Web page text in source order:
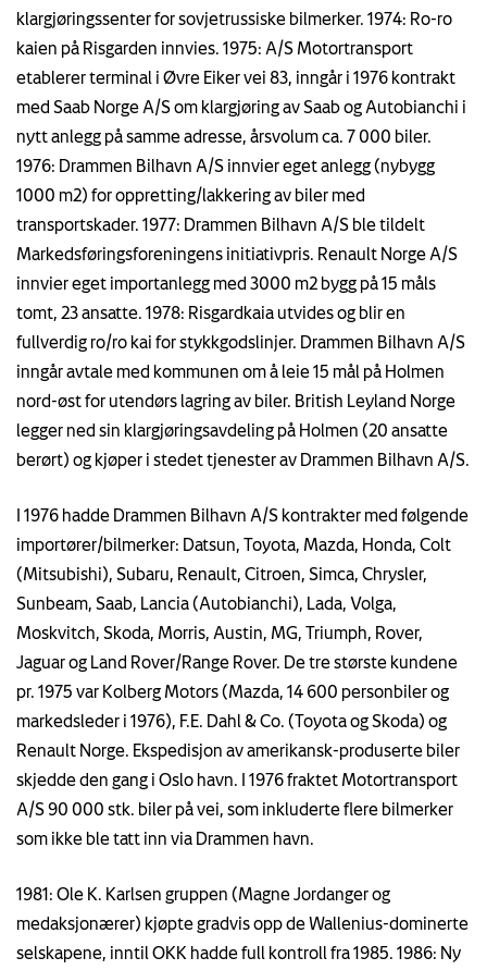
klargjøringssenter for sovjetrussiske bilmerker. 1974: Ro-ro
kaien på Risgarden innvies. 1975: A/S Motortransport
etablerer terminal i Øvre Eiker vei 83, inngår i 1976 kontrakt
med Saab Norge A/S om klargjøring av Saab og Autobianchi i
nytt anlegg på samme adresse, årsvolum ca. 7 000 biler.
1976: Drammen Bilhavn A/S innvier eget anlegg (nybygg
1000 m2) for oppretting/lakkering av biler med
transportskader. 1977: Drammen Bilhavn A/S ble tildelt
Markedsføringsforeningens initiativpris. Renault Norge A/S
innvier eget importanlegg med 3000 m2 bygg på 15 måls
tomt, 23 ansatte. 1978: Risgardkaia utvides og blir en
fullverdig ro/ro kai for stykkgodslinjer. Drammen Bilhavn A/S
inngår avtale med kommunen om å leie 15 mål på Holmen
nord-øst for utendørs lagring av biler. British Leyland Norge
legger ned sin klargjøringsavdeling på Holmen (20 ansatte
berørt) og kjøper i stedet tjenester av Drammen Bilhavn A/S.
I 1976 hadde Drammen Bilhavn A/S kontrakter med følgende
importører/bilmerker: Datsun, Toyota, Mazda, Honda, Colt
(Mitsubishi), Subaru, Renault, Citroen, Simca, Chrysler,
Sunbeam, Saab, Lancia (Autobianchi), Lada, Volga,
Moskvitch, Skoda, Morris, Austin, MG, Triumph, Rover,
Jaguar og Land Rover/Range Rover. De tre største kundene
pr. 1975 var Kolberg Motors (Mazda, 14 600 personbiler og
markedsleder i 1976), F.E. Dahl & Co. (Toyota og Skoda) og
Renault Norge. Ekspedisjon av amerikansk-produserte biler
skjedde den gang i Oslo havn. I 1976 fraktet Motortransport
A/S 90 000 stk. biler på vei, som inkluderte flere bilmerker
som ikke ble tatt inn via Drammen havn.
1981: Ole K. Karlsen gruppen (Magne Jordanger og
medaksjonærer) kjøpte gradvis opp de Wallenius-dominerte
selskapene, inntil OKK hadde full kontroll fra 1985. 1986: Ny